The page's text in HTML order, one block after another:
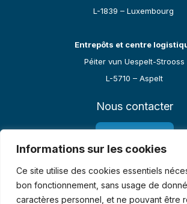
Informations sur les cookies
Ce site utilise des cookies essentiels
bon fonctionnement, sans usage de
caractères personnel, et ne pouvant être
L-1839 – Luxembourg
Entrepôts et centre
Péiter vun Uespelt-Strooss
L-5710 – Aspelt
Nous contacter
Email :
contact@led-visual-